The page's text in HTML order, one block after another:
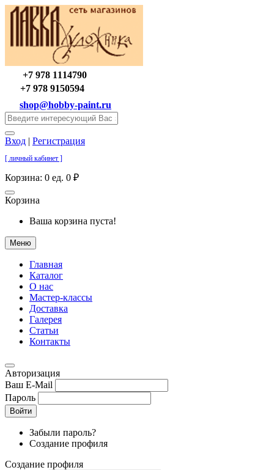
+7 978 1114790
+7 978 9150594
shop@hobby-paint.ru
Вход | Регистрация
[ личный кабинет ]
Корзина: 0 ед. 0 ₽
Корзина
Ваша корзина пуста!
Меню
Главная
Каталог
О нас
Мастер-классы
Доставка
Галерея
Статьи
Контакты
Авторизация
Ваш E-Mail
Пароль
Войти
Забыли пароль?
Создание профиля
Создание профиля